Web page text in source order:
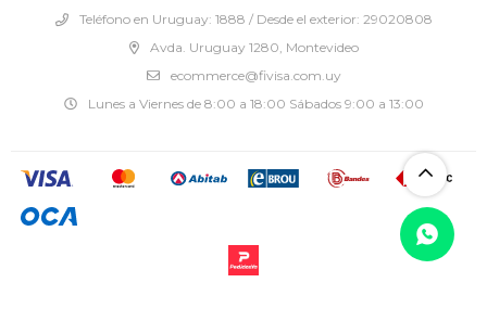
Teléfono en Uruguay: 1888 / Desde el exterior: 29020808
Avda. Uruguay 1280, Montevideo
ecommerce@fivisa.com.uy
Lunes a Viernes de 8:00 a 18:00 Sábados 9:00 a 13:00